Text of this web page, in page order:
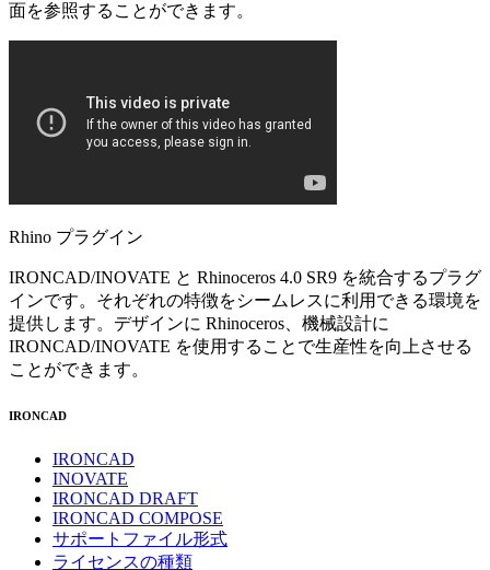
面を参照することができます。
Rhino プラグイン
IRONCAD/INOVATE と Rhinoceros 4.0 SR9 を統合するプラグ
インです。それぞれの特徴をシームレスに利用できる環境を
提供します。デザインに Rhinoceros、機械設計に
IRONCAD/INOVATE を使用することで生産性を向上させる
ことができます。
IRONCAD
IRONCAD
INOVATE
IRONCAD DRAFT
IRONCAD COMPOSE
サポートファイル形式
ライセンスの種類